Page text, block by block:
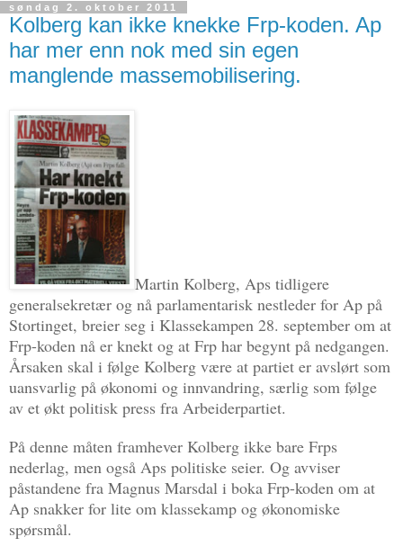
søndag 2. oktober 2011
Kolberg kan ikke knekke Frp-koden. Ap
har mer enn nok med sin egen
manglende massemobilisering.
Martin Kolberg, Aps tidligere
generalsekretær og nå parlamentarisk nestleder for Ap på
Stortinget, breier seg i Klassekampen 28. september om at
Frp-koden nå er knekt og at Frp har begynt på nedgangen.
Årsaken skal i følge Kolberg være at partiet er avslørt som
uansvarlig på økonomi og innvandring, særlig som følge
av et økt politisk press fra Arbeiderpartiet.
På denne måten framhever Kolberg ikke bare Frps
nederlag, men også Aps politiske seier. Og avviser
påstandene fra Magnus Marsdal i boka Frp-koden om at
Ap snakker for lite om klassekamp og økonomiske
spørsmål.